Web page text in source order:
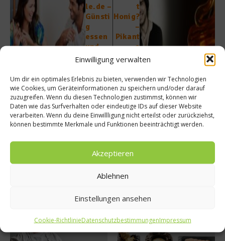
Einwilligung verwalten
Um dir ein optimales Erlebnis zu bieten, verwenden wir Technologien
wie Cookies, um Geräteinformationen zu speichern und/oder darauf
zuzugreifen. Wenn du diesen Technologien zustimmst, können wir
Daten wie das Surfverhalten oder eindeutige IDs auf dieser Website
verarbeiten. Wenn du deine Einwillligung nicht erteilst oder zurückziehst,
können bestimmte Merkmale und Funktionen beeinträchtigt werden.
Akzeptieren
Ablehnen
Einstellungen ansehen
Cookie-RichtlinieDatenschutzbestimmungenImpressum
le.de –
Günsti
g
essen
und
dabei
neue
Kontak
te
knüpfe
n
t
Honig?
–
Pikant
e
Süße:
Salat
in
Honig-
Salsa-
Sauce